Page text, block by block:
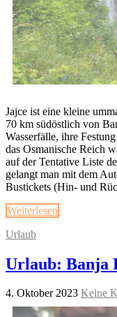
Jajce ist eine kleine
70 km südöstlich von
Wasserfälle, ihre
das Osmanische Reich
auf der Tentative Liste
gelangt man mit dem
Bustickets (Hin- und
Weiterlesen
Urlaub
Urlaub: Banja
4. Oktober 2023 Keine